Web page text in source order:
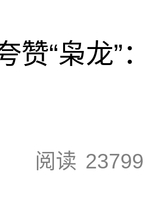
赞“枭龙”
阅读 23799